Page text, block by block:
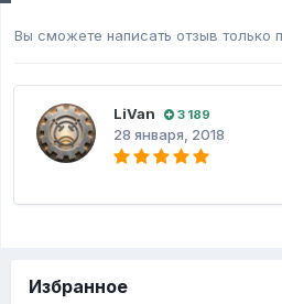
Вы сможете написать отзыв только
LiVan 3 189
28 января, 2018
Избранное